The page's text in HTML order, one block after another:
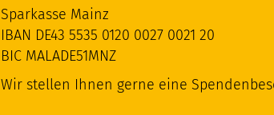
Sparkasse Mainz
IBAN DE43 5535 0120 0027 0021 20
BIC MALADE51MNZ
Wir stellen Ihnen gerne eine